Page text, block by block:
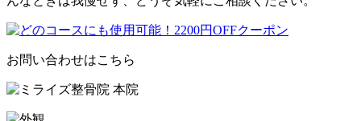
お問い合わせはこちら